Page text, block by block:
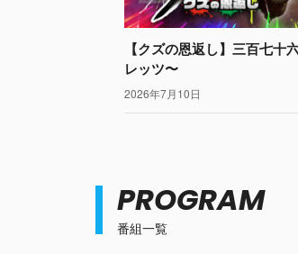
【クズの恩返し】三百七十
レッツ〜
2026年7月10日
番組一覧
PROGRAM